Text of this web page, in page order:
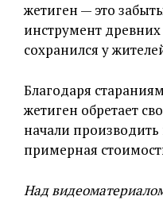
жетиген — это
инструмент
сохранился у
Благодаря
жетиген обретает
начали
примерная
Над